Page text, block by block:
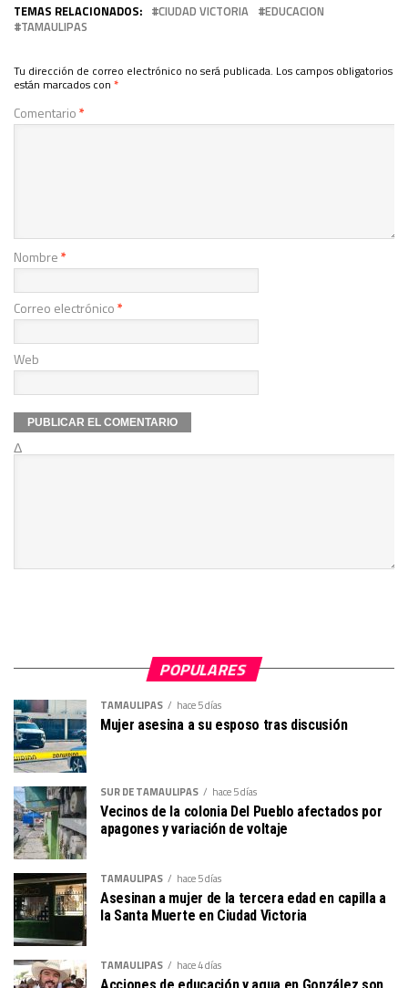
TEMAS RELACIONADOS: CIUDAD VICTORIA
EDUCACION
TAMAULIPAS
Tu dirección de correo electrónico no será publicada. Los campos obligatorios
están marcados con *
Comentario*
Nombre*
Correo electrónico*
Web
Δ
POPULARES
TAMAULIPAS hace 5 días
Mujer asesina a su esposo tras discusión
SUR DE TAMAULIPAS hace 5 días
Vecinos de la colonia Del Pueblo afectados por
apagones y variación de voltaje
TAMAULIPAS hace 5 días
Asesinan a mujer de la tercera edad en capilla a
la Santa Muerte en Ciudad Victoria
TAMAULIPAS hace 4 días